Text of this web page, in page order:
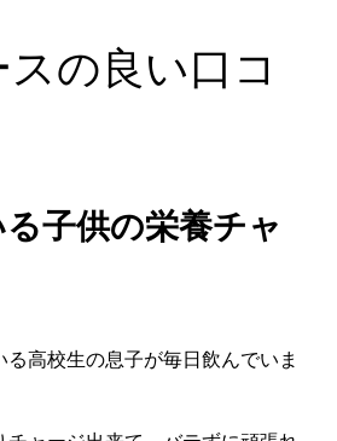
スの良い口コ
子供の栄養チャ
高校生の息子が毎日飲んでいま